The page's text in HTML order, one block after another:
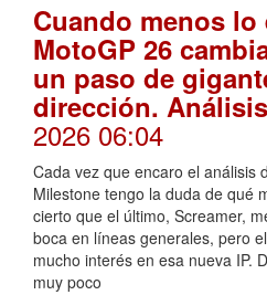
Cuando menos lo
MotoGP 26
un paso de
dirección. Análisis
2026 06:04
Cada vez que encaro el análisis
Milestone tengo la duda de qué
cierto que el último, Screamer,
boca en líneas generales, pero
mucho interés en esa nueva IP.
muy poco